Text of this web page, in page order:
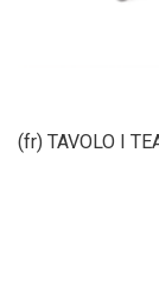
(fr) TAVOLO I